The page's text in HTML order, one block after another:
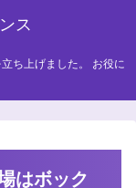
ち上げました。 お役に
はボック